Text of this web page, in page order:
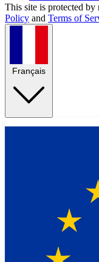
This site is protected
Policy and Terms of
Français